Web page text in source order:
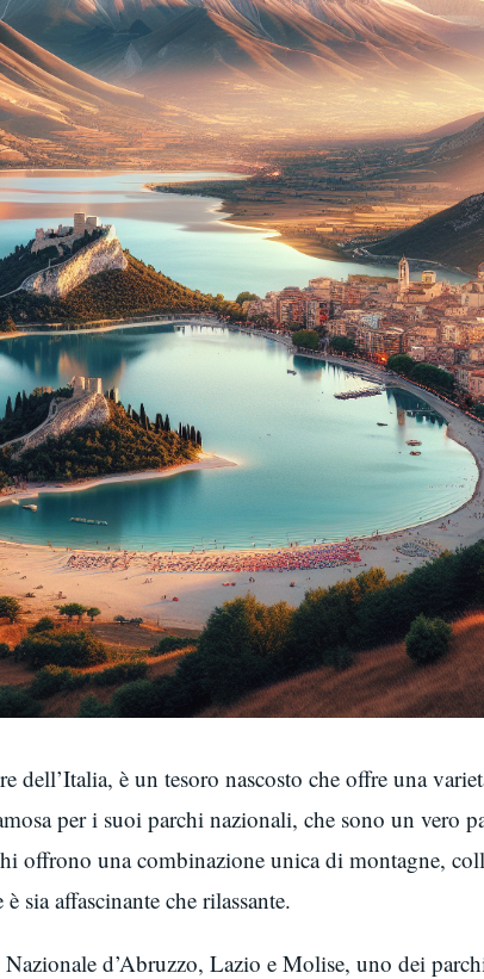
dell’Italia, è un tesoro nascosto che offre una
per i suoi parchi nazionali, che sono un vero
offrono una combinazione unica di montagne,
sia affascinante che rilassante.
d’Abruzzo, Lazio e Molise, uno dei